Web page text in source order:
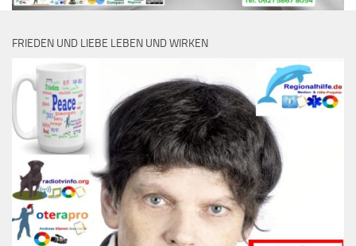
FRIEDEN UND LIEBE LEBEN UND WIRKEN